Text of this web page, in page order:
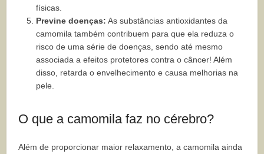
físicas.
Previne doenças: As substâncias antioxidantes da
camomila também contribuem para que ela reduza o
risco de uma série de doenças, sendo até mesmo
associada a efeitos protetores contra o câncer! Além
disso, retarda o envelhecimento e causa melhorias na
pele.
O que a camomila faz no cérebro?
Além de proporcionar maior relaxamento, a camomila ainda